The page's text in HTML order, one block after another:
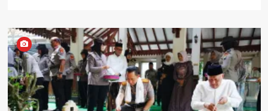
Polres
Nganjuk
Gelar
Bazar
dan
Pameran
UMKM
Hari